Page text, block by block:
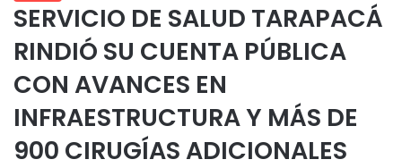
SERVICIO DE SALUD TARAPACÁ
RINDIÓ SU CUENTA PÚBLICA
CON AVANCES EN
INFRAESTRUCTURA Y MÁS DE
900 CIRUGÍAS ADICIONALES